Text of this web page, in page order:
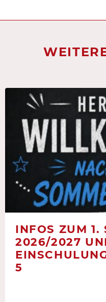
INFOS ZUM 1.
2026/2027
5